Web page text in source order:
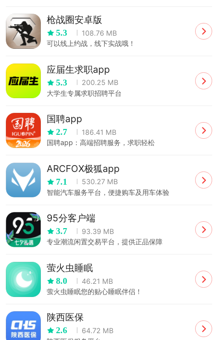
枪战圈安卓版
5.3
108.76 MB
可以线上约战，线下实战哦！
应届生求职app
5.3
200.25 MB
大学生专属求职招聘平台
国聘app
2.7
186.41 MB
国聘app：高端招聘服务，求职轻松
ARCFOX极狐app
7.1
530.27 MB
智能汽车服务平台，便捷购车及用车体验
95分客户端
3.7
93.39 MB
专业潮流闲置交易平台，提供正品保障
萤火虫睡眠
8.0
46.21 MB
萤火虫睡眠您的贴心睡眠伴侣！
陕西医保
2.6
64.72 MB